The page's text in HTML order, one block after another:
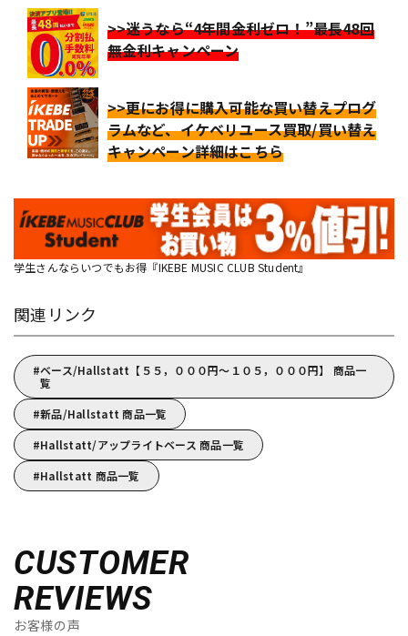
>>迷うなら“4年間金利ゼロ！”最長48回
無金利キャンペーン
>>更にお得に購入可能な買い替えプログ
ラムなど、イケベリユース買取/買い替え
キャンペーン詳細はこちら
学生さんならいつでもお得『IKEBE MUSIC CLUB Student』
関連リンク
ベース/Hallstatt【５５，０００円～１０５，０００円】 商品一
覧
新品/Hallstatt 商品一覧
Hallstatt/アップライトベース 商品一覧
Hallstatt 商品一覧
CUSTOMER
REVIEWS
お客様の声